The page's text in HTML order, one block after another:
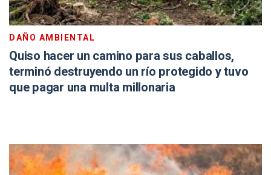
DAÑO AMBIENTAL
Quiso hacer un camino para sus caballos,
terminó destruyendo un río protegido y tuvo
que pagar una multa millonaria